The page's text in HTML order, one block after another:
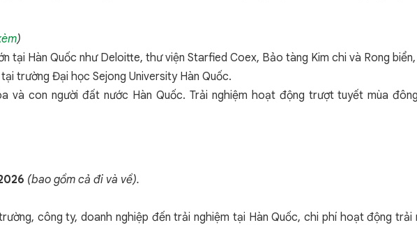
)
tại Hàn Quốc như Deloitte, thư viện Starfied Coex, Bảo tàng Kim chi và Rong biển,
trường Đại học Sejong University Hàn Quốc.
và con người đất nước Hàn Quốc. Trải nghiệm hoạt động trượt tuyết mùa
6 (bao gồm cả đi và về).
công ty, doanh nghiệp đến trải nghiệm tại Hàn Quốc, chi phí hoạt động trải